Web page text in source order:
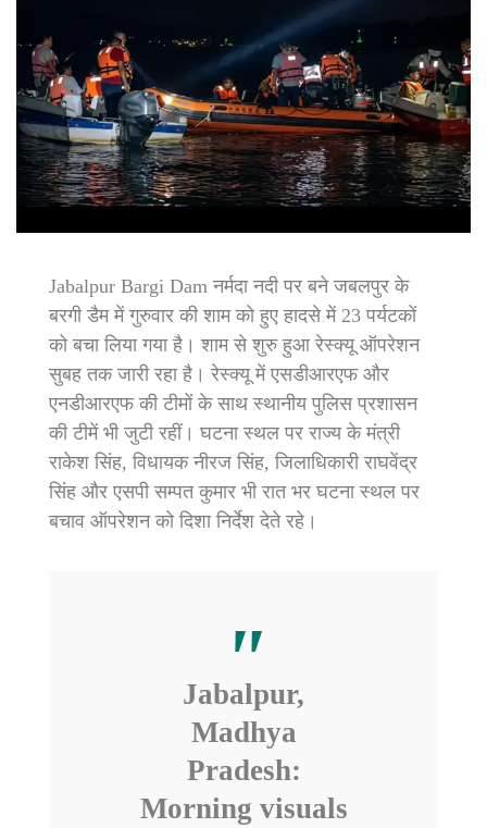
Jabalpur Bargi Dam नर्मदा नदी पर बने जबलपुर के
बरगी डैम में गुरुवार की शाम को हुए हादसे में 23 पर्यटकों
को बचा लिया गया है। शाम से शुरु हुआ रेस्क्यू ऑपरेशन
सुबह तक जारी रहा है। रेस्क्यू में एसडीआरएफ और
एनडीआरएफ की टीमों के साथ स्थानीय पुलिस प्रशासन
की टीमें भी जुटी रहीं। घटना स्थल पर राज्य के मंत्री
राकेश सिंह, विधायक नीरज सिंह, जिलाधिकारी राघवेंद्र
सिंह और एसपी सम्पत कुमार भी रात भर घटना स्थल पर
बचाव ऑपरेशन को दिशा निर्देश देते रहे।
Jabalpur,
Madhya
Pradesh:
Morning visuals